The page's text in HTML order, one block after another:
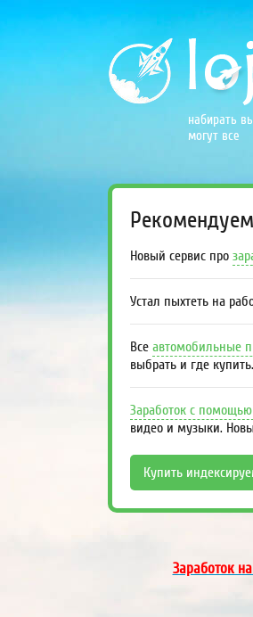
набирать
могут все
Рекомендуем
Новый сервис про
Устал пыхтеть на
Все автомобильные
выбрать и где купить.
Заработок с
видео и музыки.
Купить
Заработок